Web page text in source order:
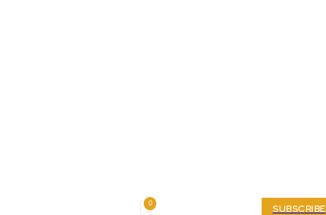
0 SUBSCRIBE